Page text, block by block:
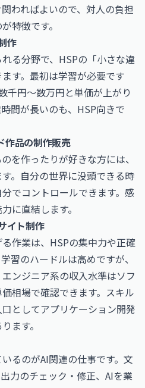
わればよいので、対人の負担
特徴です。
作
る分野で、HSPの「小さな違
す。最初は学習が必要です
千円〜数万円と単価が上がり
間が長いのも、HSP向きで
作品の制作販売
を作ったりが好きな方には、
。自分の世界に没頭できる時
でコントロールできます。感
に直結します。
イト制作
作業は、HSPの集中力や正確
習のハードルは高めですが、
ンジニア系の収入水準はソフ
相場で確認できます。スキル
としてアプリケーション開発
ます。
るのがAI関連の仕事です。文
力のチェック・修正、AIを業